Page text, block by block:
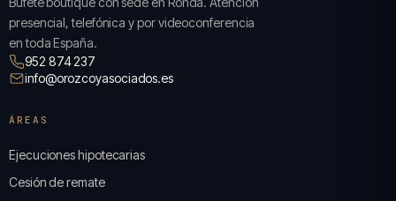
presencial, telefónica y por videoconferencia
en toda España.
952 874 237
info@orozcoyasociados.es
ÁREAS
Ejecuciones hipotecarias
Cesión de remate